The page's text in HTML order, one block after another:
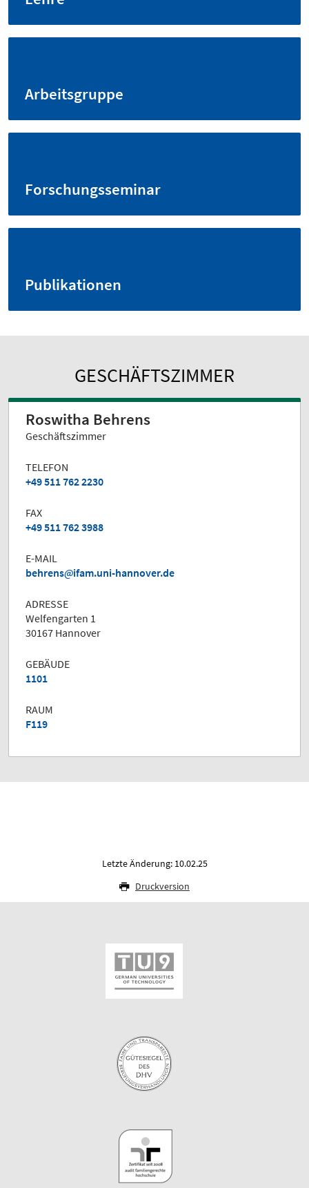
Arbeitsgruppe
Forschungsseminar
Publikationen
GESCHÄFTSZIMMER
Roswitha Behrens
Geschäftszimmer
TELEFON
+49 511 762 2230
FAX
+49 511 762 3988
E-MAIL
behrens
ifam.uni-hannover.de
ADRESSE
Welfengarten 1
30167 Hannover
GEBÄUDE
1101
RAUM
F119
Letzte Änderung: 10.02.25
Druckversion